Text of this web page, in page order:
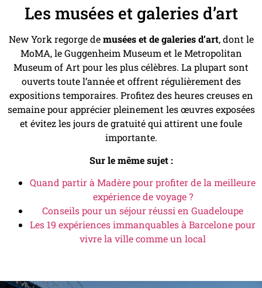
Les musées et galeries d’art
New York regorge demusées et de galeries d’art, dont le
MoMA, le Guggenheim Museum et le Metropolitan
Museum of Art pour les plus célèbres. La plupart sont
ouverts toute l’année et offrent régulièrement des
expositions temporaires. Profitez des heures creuses en
semaine pour apprécier pleinement les œuvres exposées
et évitez les jours de gratuité qui attirent une foule
importante.
Sur le même sujet :
Quand partir à Madère pour profiter de la meilleure
expérience de voyage ?
Conseils pour un séjour réussi en Guadeloupe
Les 19 expériences immanquables à Barcelone pour
vivre la ville comme un local